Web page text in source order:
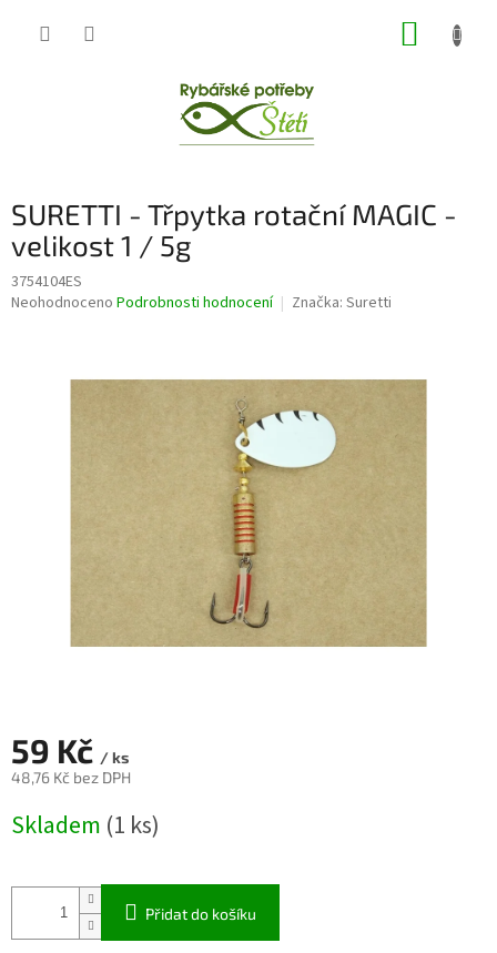
SURETTI - Třpytka rotační MAGIC -
velikost 1 / 5g
3754104ES
Průměrné
Neohodnoceno Podrobnosti hodnocení Značka: Suretti
59 Kč / ks
48,76 Kč bez DPH
cena:
Skladem (1 ks)
Přidat do košíku